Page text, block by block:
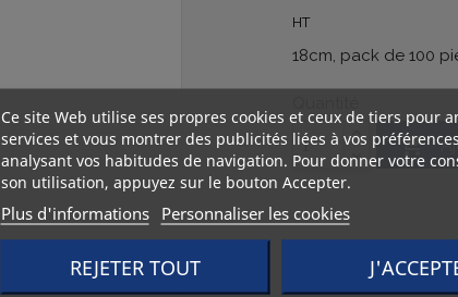
HT
18cm, pack de 100

Ce site Web utilise ses propres cookies et ceux de tiers pour
services et vous montrer des publicités liées à vos
analysant vos habitudes de navigation. Pour donner votre
son utilisation, appuyez sur le bouton Accepter.
Plus d'informations Personnaliser les cookies
REJETER TOUT